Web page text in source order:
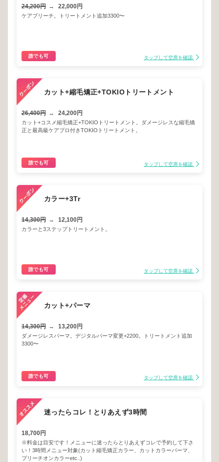
24,200円 → 22,000円
ケアブリーチ。トリートメント追加3300〜
誰でも可 タップして空席を確認
カット+縮毛矯正+TOKIOトリートメント
26,400円 → 24,200円
カット+コスメ縮毛矯正+TOKIOトリートメント。ダメージレスな縮毛矯
正と最高級ケアプロ付きTOKIOトリートメント。
誰でも可 タップして空席を確認
カラー+3Tr
14,300円 → 12,100円
カラーと3ステップトリートメント。
誰でも可 タップして空席を確認
カット+パーマ
14,300円 → 13,200円
ダメージレスパーマ。デジタルパーマ変更+2200。トリートメント追加
3300〜
誰でも可 タップして空席を確認
迷ったらコレ！とりあえず3時間
18,700円
※料金は目安です！メニューに迷ったらとりあえずコレで予約して下さ
い！3時間メニュー対象(カット縮毛矯正カラー、カットカラーパーマ、
ブリーチオンカラーetc..)